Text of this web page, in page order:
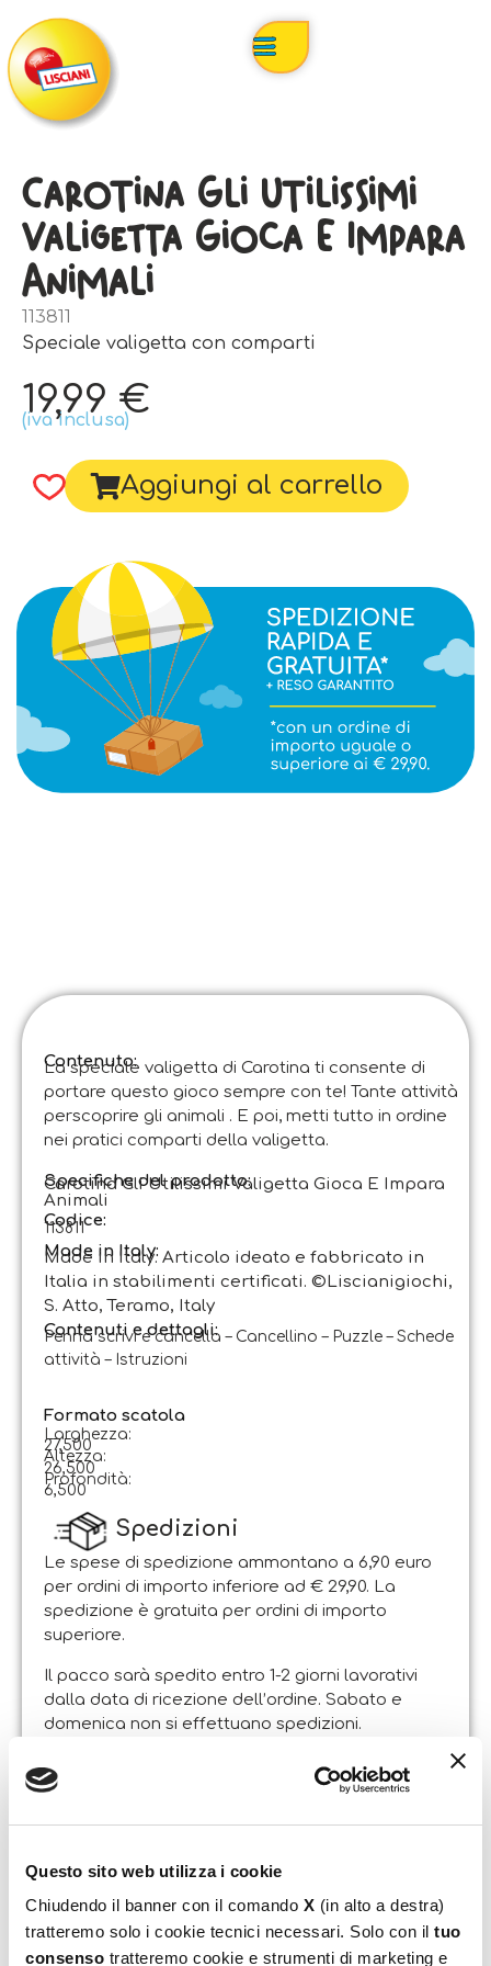
Questo sito web utilizza i cookie
Chiudendo il banner con il comando X (in alto a destra)
tratteremo solo i cookie tecnici necessari. Solo con il tuo
consenso tratteremo cookie e strumenti di marketing e
Carotina Gli Utilissimi
Valigetta Gioca E Impara
Animali
113811
Speciale valigetta con comparti
19,99 €
(iva inclusa)
Aggiungi al carrello
Contenuto:
La speciale valigetta di Carotina ti consente di
portare questo gioco sempre con te! Tante attività
perscoprire gli animali . E poi, metti tutto in ordine
nei pratici comparti della valigetta.
Specifiche del prodotto:
Carotina Gli Utilissimi Valigetta Gioca E Impara
Animali
Codice:
113811
Made in Italy:
Made in Italy. Articolo ideato e fabbricato in
Italia in stabilimenti certificati. ©Liscianigiochi,
S. Atto, Teramo, Italy
Contenuti e dettagli:
Penna scrivi e cancella – Cancellino – Puzzle – Schede
attività – Istruzioni
Formato scatola
Larghezza:
27,500
Altezza:
26,500
Profondità:
6,500
Spedizioni
Le spese di spedizione ammontano a 6,90 euro
per ordini di importo inferiore ad € 29,90. La
spedizione è gratuita per ordini di importo
superiore.
Il pacco sarà spedito entro 1-2 giorni lavorativi
dalla data di ricezione dell’ordine. Sabato e
domenica non si effettuano spedizioni.
Il Cliente può esercitare il diritto di recesso entro e
non oltre 14 giorni lavorativi dalla data di
raccomandata A.R. indirizzata alla sede legale
Ruscitti, Zona Ind.le Sant’Atto 64100 Teramo].
I beni dovranno essere restituiti all’Esercente